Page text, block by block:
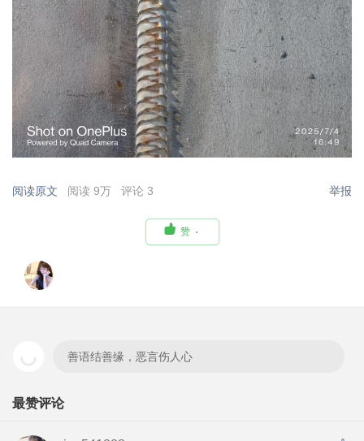
阅读原文 阅读 9万 评论 3 举报
 赞
善语结善缘，恶言伤人心
最赞评论